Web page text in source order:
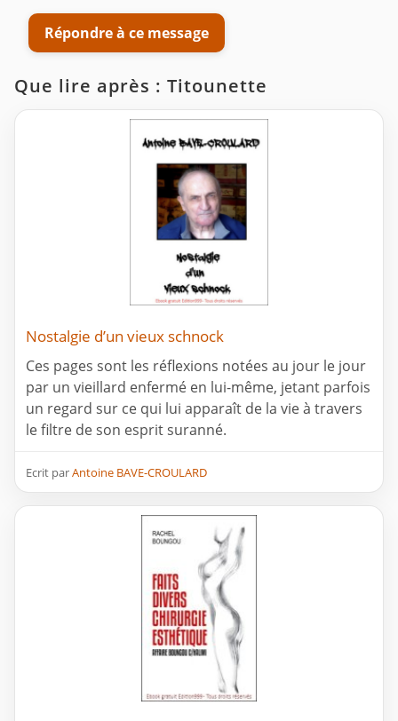
Répondre à ce message
Que lire après : Titounette
Nostalgie d’un vieux schnock
Ces pages sont les réflexions notées au jour le jour
par un vieillard enfermé en lui-même, jetant parfois
un regard sur ce qui lui apparaît de la vie à travers
le filtre de son esprit suranné.
Ecrit parAntoine BAVE-CROULARD